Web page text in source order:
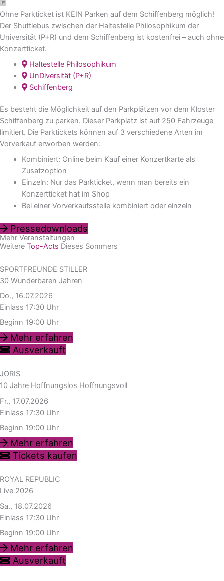
Ohne Parkticket ist KEIN Parken auf dem Schiffenberg möglich!
Der Shuttlebus zwischen der Haltestelle Philosophikum der
Universität (P+R) und dem Schiffenberg ist kostenfrei – auch ohne
Konzertticket.
Haltestelle Philosophikum
UnDiversität (P+R)
Schiffenberg
Es besteht die Möglichkeit auf den Parkplätzen vor dem Kloster
Schiffenberg zu parken. Dieser Parkplatz ist auf 250 Fahrzeuge
limitiert. Die Parktickets können auf 3 verschiedene Arten im
Vorverkauf erworben werden:
Kombiniert: Online beim Kauf einer Konzertkarte als
Zusatzoption
Einzeln: Nur das Parkticket, wenn man bereits ein
Konzertticket hat im Shop
Bei einer Vorverkaufsstelle kombiniert oder einzeln
Pressedownloads
Mehr Veranstaltungen
Weitere Top-Acts Dieses Sommers
SPORTFREUNDE STILLER
30 Wunderbaren Jahren
Do., 16.07.2026
Einlass 17:30 Uhr
Beginn 19:00 Uhr
Mehr erfahren
Ausverkauft
JORIS
10 Jahre Hoffnungslos Hoffnungsvoll
Fr., 17.07.2026
Einlass 17:30 Uhr
Beginn 19:00 Uhr
Mehr erfahren
Tickets kaufen
ROYAL REPUBLIC
Live 2026
Sa., 18.07.2026
Einlass 17:30 Uhr
Beginn 19:00 Uhr
Mehr erfahren
Ausverkauft